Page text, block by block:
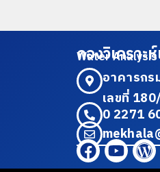
กองวิเครา
Water
อาคารกร
เลขที่
0 2271